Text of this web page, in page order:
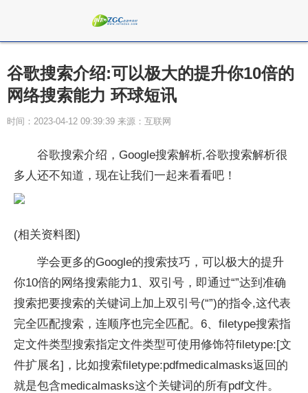
谷歌搜索介绍:可以极大的提升你10倍的
网络搜索能力 环球短讯
时间：2023-04-12 09:39:39 来源：互联网
谷歌搜索介绍，Google搜索解析,谷歌搜索解析很
多人还不知道，现在让我们一起来看看吧！
(相关资料图)
学会更多的Google的搜索技巧，可以极大的提升
你10倍的网络搜索能力1、双引号，即通过“”达到准确
搜索把要搜索的关键词上加上双引号(“”)的指令,这代表
完全匹配搜索，连顺序也完全匹配。6、filetype搜索指
定文件类型搜索指定文件类型可使用修饰符filetype:[文
件扩展名]，比如搜索filetype:pdfmedicalmasks返回的
就是包含medicalmasks这个关键词的所有pdf文件。